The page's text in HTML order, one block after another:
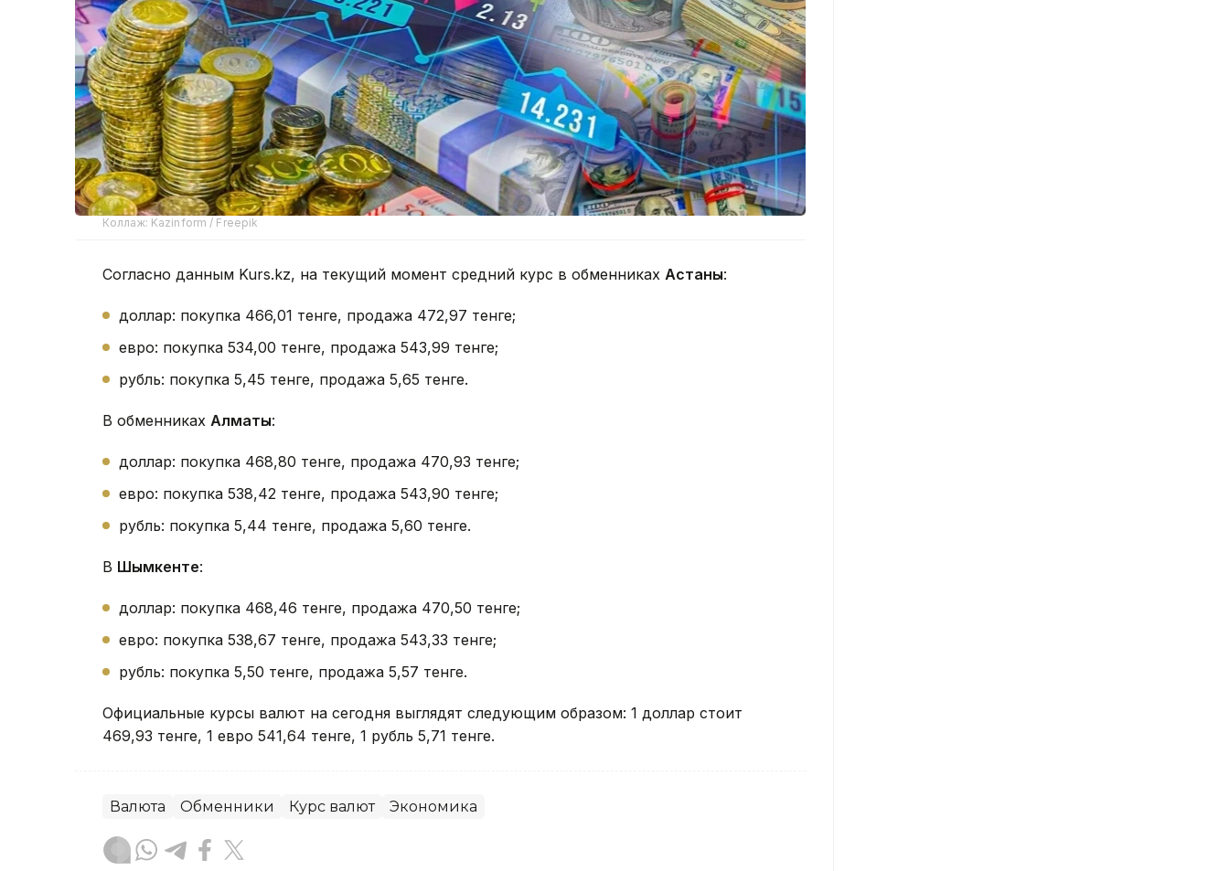
Коллаж: Kazinform / Freepik
Согласно данным Kurs.kz, на текущий момент средний курс в обменниках Астаны:
доллар: покупка 466,01 тенге, продажа 472,97 тенге;
евро: покупка 534,00 тенге, продажа 543,99 тенге;
рубль: покупка 5,45 тенге, продажа 5,65 тенге.
В обменниках Алматы:
доллар: покупка 468,80 тенге, продажа 470,93 тенге;
евро: покупка 538,42 тенге, продажа 543,90 тенге;
рубль: покупка 5,44 тенге, продажа 5,60 тенге.
В Шымкенте:
доллар: покупка 468,46 тенге, продажа 470,50 тенге;
евро: покупка 538,67 тенге, продажа 543,33 тенге;
рубль: покупка 5,50 тенге, продажа 5,57 тенге.
Официальные курсы валют на сегодня выглядят следующим образом: 1 доллар стоит
469,93 тенге, 1 евро 541,64 тенге, 1 рубль 5,71 тенге.
Валюта Обменники Курс валют Экономика